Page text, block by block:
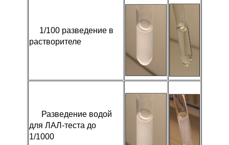
1/100 разведение в
растворителе
Разведение водой
для ЛАЛ-теста до
1/1000